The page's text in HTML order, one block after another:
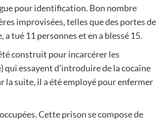
pour identification. Bon nombre
improvisées, telles que des portes de
tué 11 personnes et en a blessé 15.
construit pour incarcérer les
essayent d’introduire de la cocaïne
la suite, il a été employé pour enfermer
Cette prison se compose de